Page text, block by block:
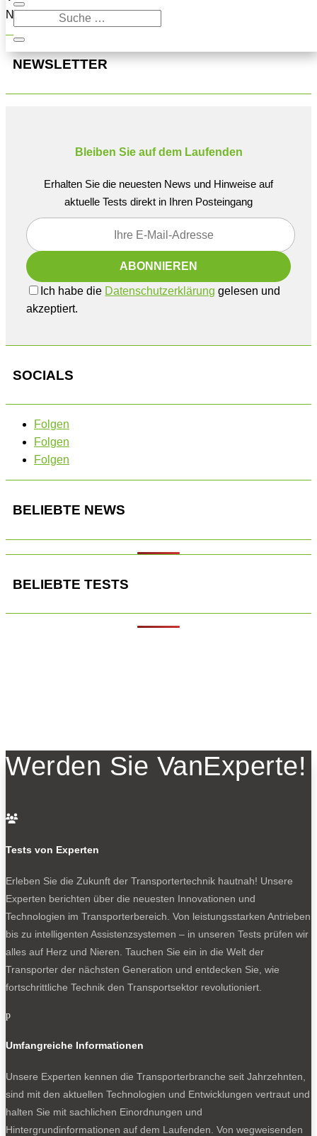
Navigation oben, um den Beitrag zu finden.
NEWSLETTER
Bleiben Sie auf dem Laufenden
Erhalten Sie die neuesten News und Hinweise auf
aktuelle Tests direkt in Ihren Posteingang
Ich habe die Datenschutzerklärung gelesen und
akzeptiert.
SOCIALS
Folgen
Folgen
Folgen
BELIEBTE NEWS
BELIEBTE TESTS
Werden Sie VanExperte!

Tests von Experten
Erleben Sie die Zukunft der Transportertechnik hautnah! Unsere
Experten berichten über die neuesten Innovationen und
Technologien im Transporterbereich. Von leistungsstarken Antrieben
bis zu intelligenten Assistenzsystemen – in unseren Tests prüfen wir
alles auf Herz und Nieren. Tauchen Sie ein in die Welt der
Transporter der nächsten Generation und entdecken Sie, wie
fortschrittliche Technik den Transportsektor revolutioniert.
p
Umfangreiche Informationen
Unsere Experten kennen die Transporterbranche seit Jahrzehnten,
sind mit den aktuellen Technologien und Entwicklungen vertraut und
halten Sie mit sachlichen Einordnungen und
Hintergrundinformationen auf dem Laufenden. Von wegweisenden